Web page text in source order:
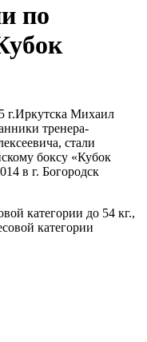
по
Михаил
тренера-
стали
боксу «Кубок
в г. Богородск
категории до 54 кг.,
категории